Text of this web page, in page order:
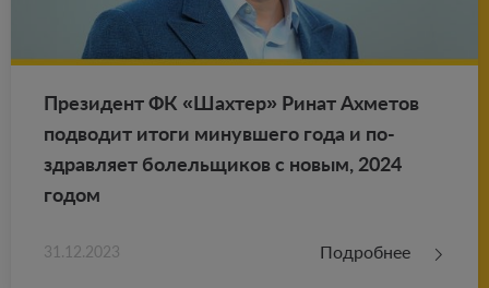
Пре­зи­дент ФК «Шах­тер» Ринат Ах­ме­тов
под­во­дит итоги ми­нув­ше­го года и по­
здрав­ля­ет бо­лель­щи­ков с новым, 2024
годом
31.12.2023 Подробнее